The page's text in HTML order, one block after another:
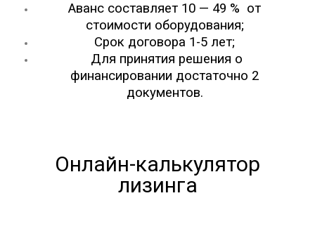
Аванс составляет 10 — 49 % от
стоимости оборудования;
Срок договора 1-5 лет;
Для принятия решения о
финансировании достаточно 2
документов.
Онлайн-калькулятор
лизинга